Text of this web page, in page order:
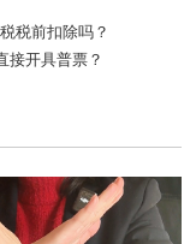
税前扣除吗？
接开具普票？